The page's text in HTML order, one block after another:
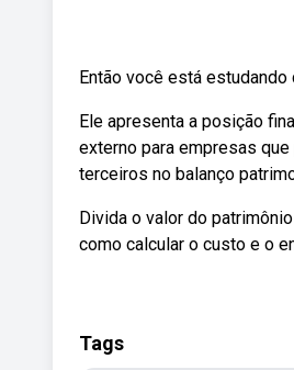
Então você está
Ele apresenta a posição
externo para empresas
terceiros no balanço
Divida o valor do
como calcular o custo e o
Tags